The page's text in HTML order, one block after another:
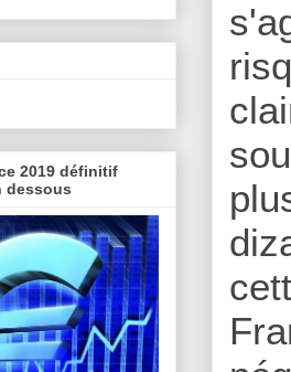
2019 définitif
dessous